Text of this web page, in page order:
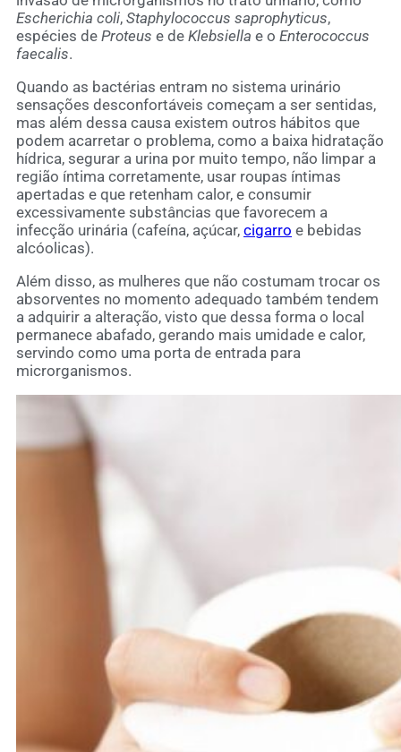
Escherichia coli, Staphylococcus saprophyticus,
espécies de Proteus e de Klebsiella e o Enterococcus
faecalis.
Quando as bactérias entram no sistema urinário
sensações desconfortáveis começam a ser sentidas,
mas além dessa causa existem outros hábitos que
podem acarretar o problema, como a baixa hidratação
hídrica, segurar a urina por muito tempo, não limpar a
região íntima corretamente, usar roupas íntimas
apertadas e que retenham calor, e consumir
excessivamente substâncias que favorecem a
infecção urinária (cafeína, açúcar, cigarro e bebidas
alcóolicas).
Além disso, as mulheres que não costumam trocar os
absorventes no momento adequado também tendem
a adquirir a alteração, visto que dessa forma o local
permanece abafado, gerando mais umidade e calor,
servindo como uma porta de entrada para
microrganismos.